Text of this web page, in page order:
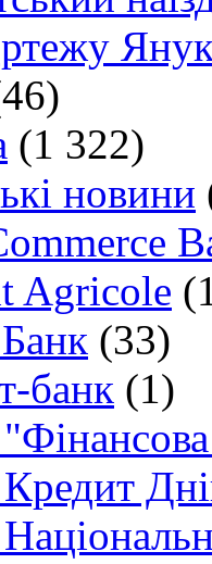
(1 322)
новини
Agricole
(33)
банк (1)